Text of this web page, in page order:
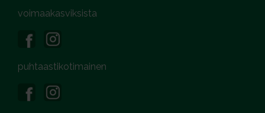
voimaakasviksista
puhtaastikotimainen